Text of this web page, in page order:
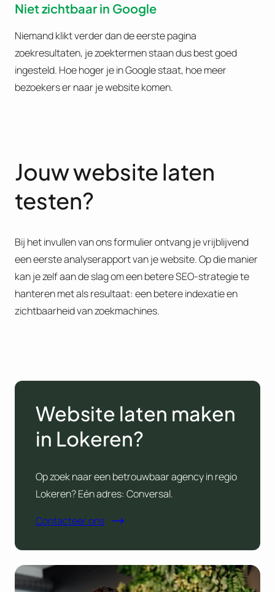
Niet zichtbaar in Google
Niemand klikt verder dan de eerste pagina
zoekresultaten, je zoektermen staan dus best goed
ingesteld. Hoe hoger je in Google staat, hoe meer
bezoekers er naar je website komen.
Jouw website laten
testen?
Bij het invullen van ons formulier ontvang je vrijblijvend
een eerste analyserapport van je website. Op die manier
kan je zelf aan de slag om een betere SEO-strategie te
hanteren met als resultaat: een betere indexatie en
zichtbaarheid van zoekmachines.
Website laten maken
in Lokeren?
Op zoek naar een betrouwbaar agency in regio
Lokeren? Eén adres: Conversal.
Contacteer ons